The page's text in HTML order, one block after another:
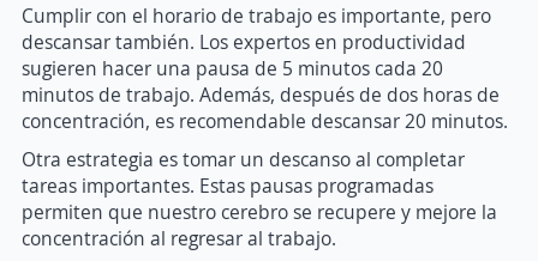
Cumplir con el horario de trabajo es importante, pero
descansar también. Los expertos en productividad
sugieren hacer una pausa de 5 minutos cada 20
minutos de trabajo. Además, después de dos horas de
concentración, es recomendable descansar 20 minutos.
Otra estrategia es tomar un descanso al completar
tareas importantes. Estas pausas programadas
permiten que nuestro cerebro se recupere y mejore la
concentración al regresar al trabajo.